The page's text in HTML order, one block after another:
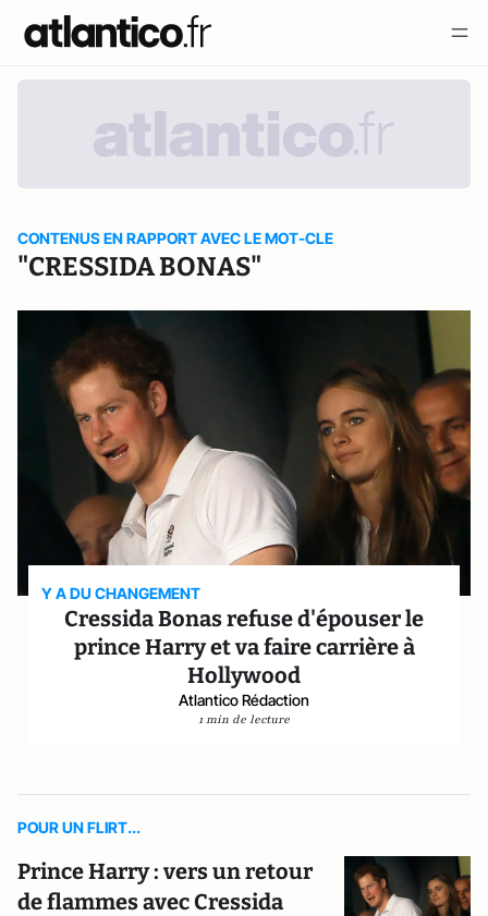
CONTENUS EN RAPPORT AVEC LE MOT-CLE
"CRESSIDA BONAS"
Y A DU CHANGEMENT
Cressida Bonas refuse d'épouser le
prince Harry et va faire carrière à
Hollywood
Atlantico Rédaction
1 min de lecture
POUR UN FLIRT...
Prince Harry : vers un retour
de flammes avec Cressida